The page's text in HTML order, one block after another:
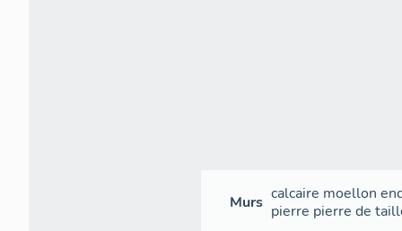
Murs calcaire moellon
pierre pierre de